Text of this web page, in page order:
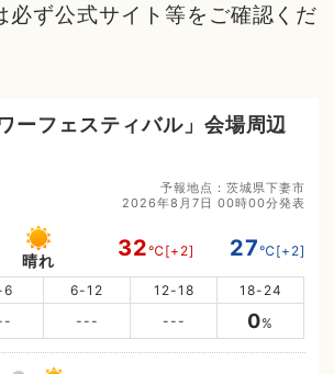
必ず公式サイト等をご確認くだ
ーフェスティバル」会場周辺
予報地点：茨城県下妻市
2026年8月7日 00時00分発表
晴れ 32℃[+2] 27℃[+2]
6 6-12 12-18 18-24
--- --- 0%